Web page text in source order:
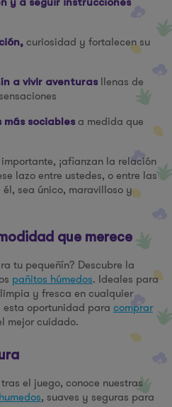
curiosidad y fortalecen su
a vivir aventuras llenas de
más sociables a medida que
¡afianzan la relación
lazo entre ustedes, o entre las
sea único, maravilloso y
que merece
tu pequeñín? Descubre la
pañitos húmedos. Ideales para
y fresca en cualquier
esta oportunidad para comprar
mejor cuidado.
el juego, conoce nuestras
, suaves y seguras para